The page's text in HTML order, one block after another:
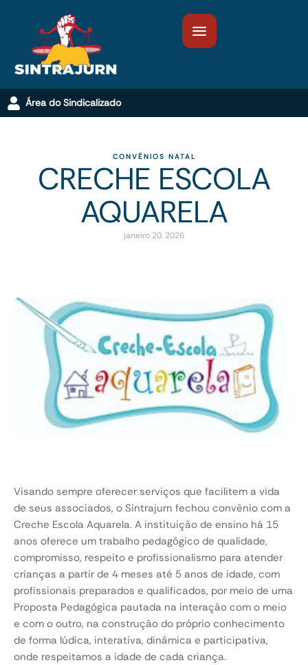
Área do Sindicalizado
CONVÊNIOS NATAL
CRECHE ESCOLA
AQUARELA
janeiro 20, 2026
Visando sempre oferecer serviços que facilitem a vida
de seus associados, o Sintrajurn fechou convênio com a
Creche Escola Aquarela. A instituição de ensino há 15
anos oferece um trabalho pedagógico de qualidade,
compromisso, respeito e profissionalismo para atender
crianças a partir de 4 meses até 5 anos de idade, com
profissionais preparados e qualificados, por meio de uma
Proposta Pedagógica pautada na interação com o meio
e com o outro, na construção do próprio conhecimento
de forma lúdica, interativa, dinâmica e participativa,
onde respeitamos a idade de cada criança.